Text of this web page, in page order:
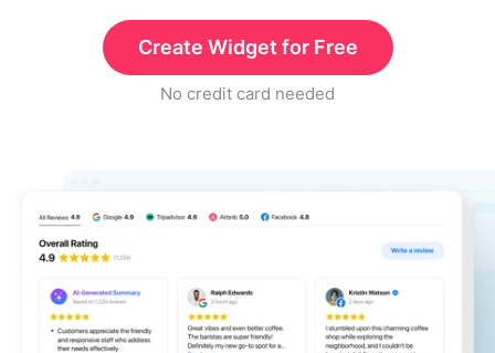
Create Widget for Free
No credit card needed